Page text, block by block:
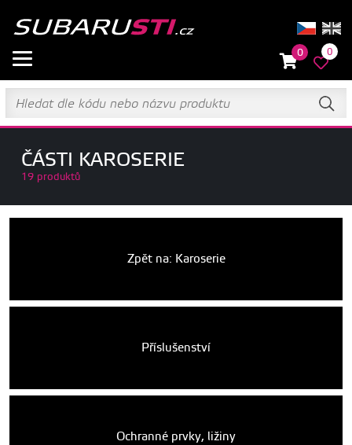
0 0
ČÁSTI KAROSERIE
19 produktů
Zpět na: Karoserie
Příslušenství
Ochranné prvky, ližiny